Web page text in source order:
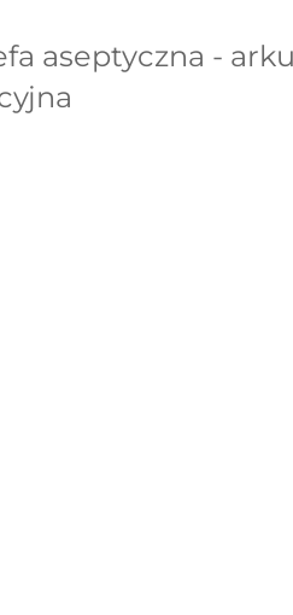
aseptyczna -